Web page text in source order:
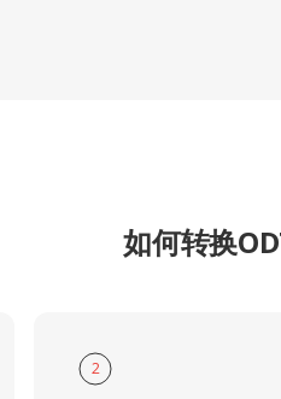
如何转换
2